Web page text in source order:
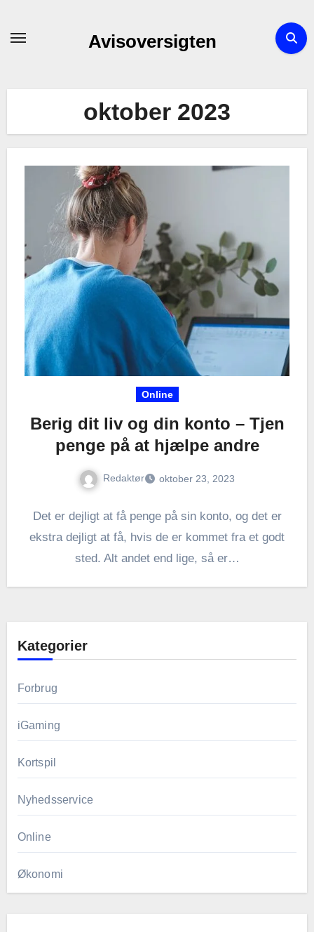
Avisoversigten
oktober 2023
Online
Berig dit liv og din konto – Tjen
penge på at hjælpe andre
Redaktør oktober 23, 2023
Det er dejligt at få penge på sin konto, og det er
ekstra dejligt at få, hvis de er kommet fra et godt
sted. Alt andet end lige, så er…
Kategorier
Forbrug
iGaming
Kortspil
Nyhedsservice
Online
Økonomi